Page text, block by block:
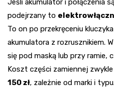
Jeśli akumulator i połączenia
podejrzany to
To on po przekręceniu
akumulatora z rozrusznikiem.
się pod maską lub przy ramie,
Koszt części zamiennej
150 zł, zależnie od marki i